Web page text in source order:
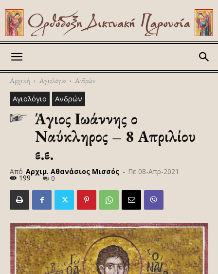
Αρχική Αγιολόγιο Ανδρών
Αγιολόγιο Ανδρών
Άγιος Ιωάννης ο
Ναύκληρος – 8 Απριλίου
ε.ε.
Από Αρχιμ. Αθανάσιος Μισσός - Πε 08-Απρ-2021
199 0